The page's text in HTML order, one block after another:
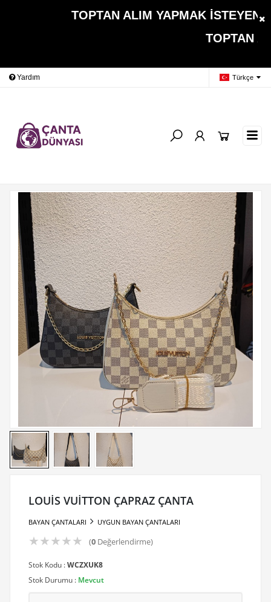
TOPTAN ALIM YAPMAK İSTEYEN
TOPTAN
Yardım Türkçe
LOUİS VUİTTON ÇAPRAZ ÇANTA
BAYAN ÇANTALARI UYGUN BAYAN ÇANTALARI
★★★★★ (0Değerlendirme)
Stok Kodu :WCZXUK8
Stok Durumu : Mevcut